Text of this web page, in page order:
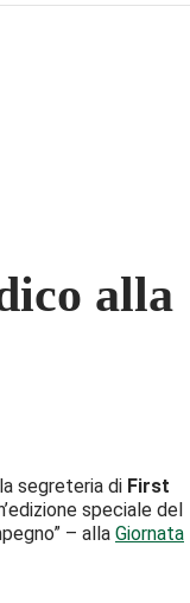
alla
segreteria di First
speciale del
– alla Giornata